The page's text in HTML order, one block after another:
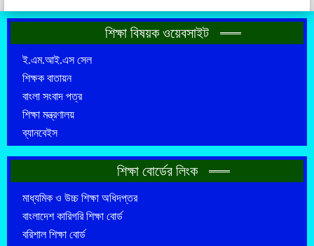
শিক্ষা বিষয়ক ওয়েবসাইট
ই.এম.আই.এস সেল
শিক্ষক বাতায়ন
বাংলা সংবাদ পত্র
শিক্ষা মন্ত্রণালয়
ব্যানবেইস
শিক্ষা বোর্ডের লিংক
মাধ্যমিক ও উচ্চ শিক্ষা অধিদপ্তর
বাংলাদেশ কারিগরি শিক্ষা বোর্ড
বরিশাল শিক্ষা বোর্ড